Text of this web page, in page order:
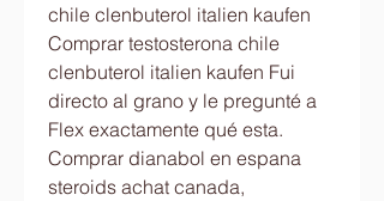
chile clenbuterol italien kaufen
Comprar testosterona chile
clenbuterol italien kaufen Fui
directo al grano y le pregunté a
Flex exactamente qué esta.
Comprar dianabol en espana
steroids achat canada,